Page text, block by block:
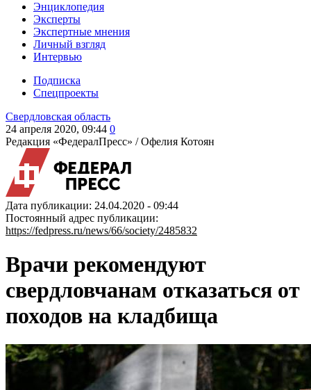
Энциклопедия
Эксперты
Экспертные мнения
Личный взгляд
Интервью
Подписка
Спецпроекты
Свердловская область
24 апреля 2020, 09:44 0
Редакция «ФедералПресс» /Офелия Котоян
Дата публикации: 24.04.2020 - 09:44
Постоянный адрес публикации:
https://fedpress.ru/news/66/society/2485832
Врачи рекомендуют
свердловчанам отказаться от
походов на кладбища